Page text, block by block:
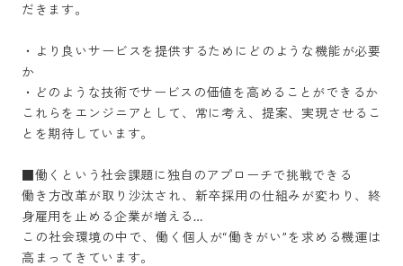
だきます。
・より良いサービスを提供するためにどのような機能が必要
か
・どのような技術でサービスの価値を高めることができるか
これらをエンジニアとして、常に考え、提案、実現させるこ
とを期待しています。
■働くという社会課題に独自のアプローチで挑戦できる
働き方改革が取り沙汰され、新卒採用の仕組みが変わり、終
身雇用を止める企業が増える…
この社会環境の中で、働く個人が“働きがい”を求める機運は
高まってきています。